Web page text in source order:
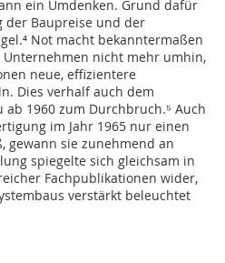
ein Umdenken. Grund dafür
der Baupreise und der
Not macht bekanntermaßen
nicht mehr umhin,
neue, effizientere
Dies verhalf auch dem
1960 zum Durchbruch.⁵ Auch
im Jahr 1965 nur einen
gewann sie zunehmend an
spiegelte sich gleichsam in
Fachpublikationen wider,
verstärkt beleuchtet